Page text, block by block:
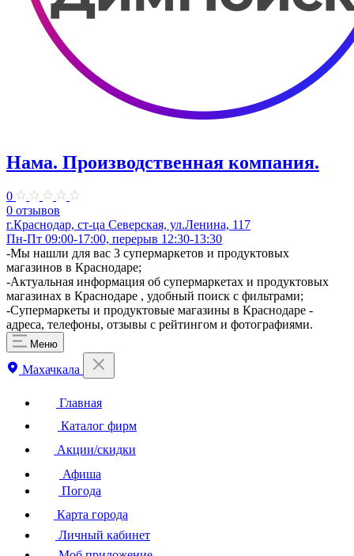
Нама. Производственная компания.
0
0 отзывов
г.Краснодар, ст-ца Северская, ул.Ленина, 117
Пн-Пт 09:00-17:00, перерыв 12:30-13:30
​-Мы нашли для вас 3 супермаркетов и продуктовых
магазинов в Краснодаре;
-Актуальная информация об супермаркетах и продуктовых
магазинах в Краснодаре , удобный поиск с фильтрами;
-Супермаркеты и продуктовые магазины в Краснодаре -
адреса, телефоны, отзывы с рейтингом и фотографиями.
Меню
Махачкала
Главная
Каталог фирм
Акции/скидки
Афиша
Погода
Карта города
Личный кабинет